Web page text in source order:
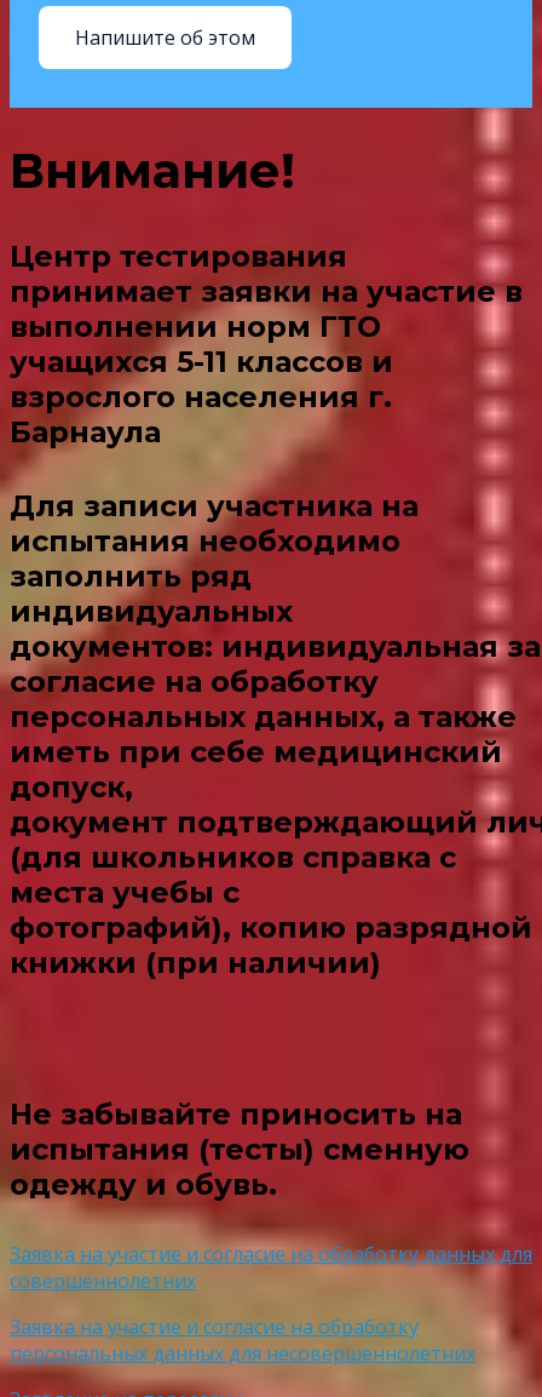
Напишите об этом
Внимание!​
Центр тестирования
принимает заявки на участие в
выполнении норм ГТО
учащихся 5-11 классов и
взрослого населения г.
Барнаула​
Для записи участника на
испытания необходимо
заполнить ряд
индивидуальных
документов: индивидуальная
согласие на обработку
персональных данных, а также
иметь при себе медицинский
допуск,
документ подтверждающий
(для школьников справка с
места учебы с
фотографий), копию разрядной
книжки (при наличии)
Не забывайте приносить на
испытания (тесты) сменную
одежду и обувь.
Заявка на участие и согласие на обработку данных для
совершеннолетних
Заявка на участие и согласие на обработку
персональных данных для несовершеннолетних